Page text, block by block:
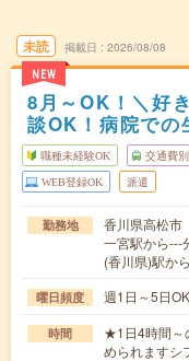
未読
NEW
掲載日 2026/08/08
8月～OK！＼好
談OK！病院での
職種未経験OK 交通費
WEB登録OK 派遣
勤務地
香川県高松市
一宮駅から---
(香川県)駅か
曜日頻度 週1日～5日
時間
★1日4時間～
められます